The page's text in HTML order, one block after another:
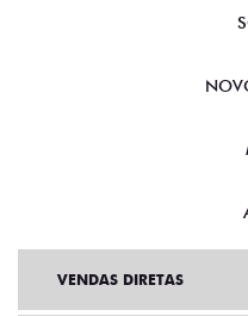
VENDAS DIRETAS